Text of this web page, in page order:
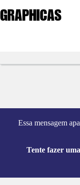
GRAPHICAS
Essa mensagem
Tente fazer